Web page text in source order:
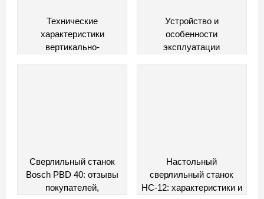
Технические
характеристики
вертикально-
Устройство и
особенности
эксплуатации
Сверлильный станок
Bosch PBD 40: отзывы
покупателей,
Настольный
сверлильный станок
НС-12: характеристики и